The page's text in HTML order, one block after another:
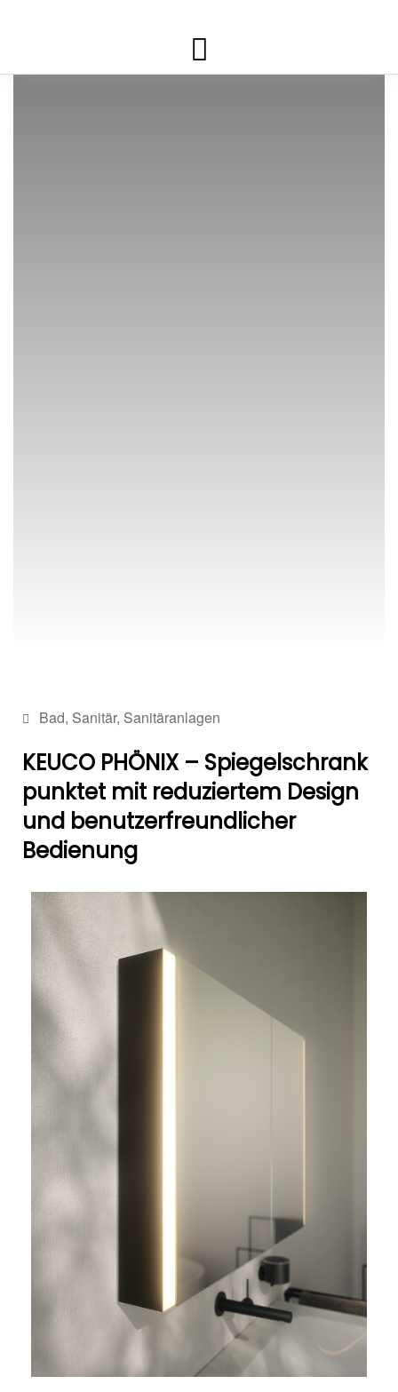
Bad, Sanitär, Sanitäranlagen
KEUCO PHÖNIX – Spiegelschrank
punktet mit reduziertem Design
und benutzerfreundlicher
Bedienung